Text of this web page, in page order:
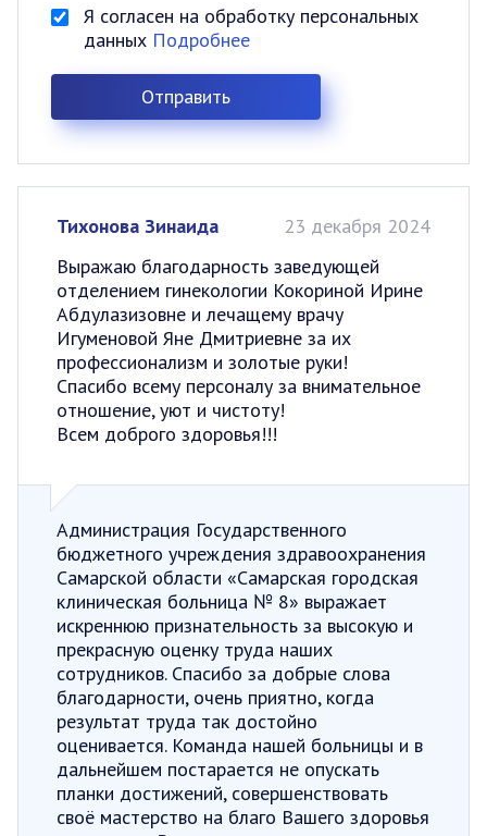
Я согласен на обработку персональных
данных Подробнее
Тихонова Зинаида
23 декабря 2024
Выражаю благодарность заведующей
отделением гинекологии Кокориной Ирине
Абдулазизовне и лечащему врачу
Игуменовой Яне Дмитриевне за их
профессионализм и золотые руки!
Спасибо всему персоналу за внимательное
отношение, уют и чистоту!
Всем доброго здоровья!!!
Администрация Государственного
бюджетного учреждения здравоохранения
Самарской области «Самарская городская
клиническая больница № 8» выражает
искреннюю признательность за высокую и
прекрасную оценку труда наших
сотрудников. Спасибо за добрые слова
благодарности, очень приятно, когда
результат труда так достойно
оценивается. Команда нашей больницы и в
дальнейшем постарается не опускать
планки достижений, совершенствовать
своё мастерство на благо Вашего здоровья